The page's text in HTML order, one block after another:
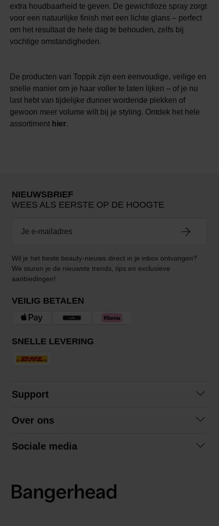
extra houdbaarheid te geven. De gewichtloze spray zorgt
voor een natuurlijke finish met een lichte glans – perfect
om het resultaat de hele dag te behouden, zelfs bij
vochtige omstandigheden.
De producten van Toppik zijn een eenvoudige, veilige en
snelle manier om je haar voller te laten lijken – of je nu
last hebt van tijdelijke dunner wordende plekken of
gewoon meer volume wilt bij je styling. Ontdek het hele
assortiment hier.
NIEUWSBRIEF
WEES ALS EERSTE OP DE HOOGTE
Wil je het beste beauty-nieuws direct in je inbox ontvangen?
We sturen je de nieuwste trends, tips en exclusieve
aanbiedingen!
VEILIG BETALEN
SNELLE LEVERING
Support
Algemene voorwaarden
Over ons
Sociale media
LinkedIn